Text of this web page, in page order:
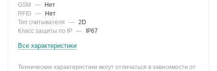
GSM
—
Нет
RFID
—
Нет
Тип считывателя
— 2D
Класс защиты по IP — IP67
Все характеристики
Технические характеристики могут отличаться в зависимости от